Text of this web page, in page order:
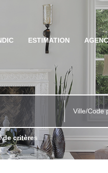
ESTIMATION
Ville/Code
de critères